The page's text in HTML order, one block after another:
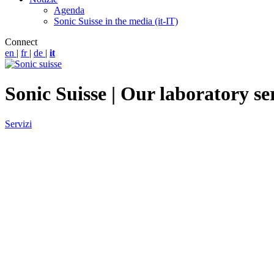
Agenda
Sonic Suisse in the media (it-IT)
Connect
en | fr | de | it
Sonic Suisse | Our laboratory
Servizi